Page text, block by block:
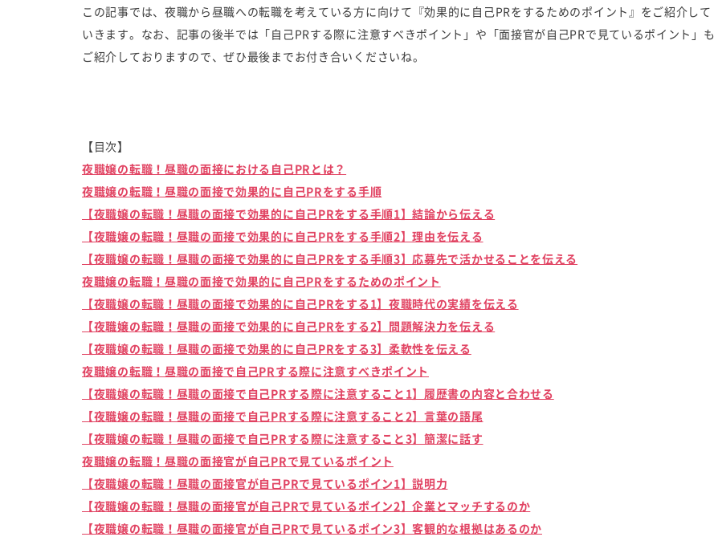
この記事では、夜職から昼職への転職を考えている方に向けて『効果的に自己PRをするためのポイント』をご紹介して
いきます。なお、記事の後半では「自己PRする際に注意すべきポイント」や「面接官が自己PRで見ているポイント」も
ご紹介しておりますので、ぜひ最後までお付き合いくださいね。
【目次】
夜職嬢の転職！昼職の面接における自己PRとは？
夜職嬢の転職！昼職の面接で効果的に自己PRをする手順
【夜職嬢の転職！昼職の面接で効果的に自己PRをする手順1】結論から伝える
【夜職嬢の転職！昼職の面接で効果的に自己PRをする手順2】理由を伝える
【夜職嬢の転職！昼職の面接で効果的に自己PRをする手順3】応募先で活かせることを伝える
夜職嬢の転職！昼職の面接で効果的に自己PRをするためのポイント
【夜職嬢の転職！昼職の面接で効果的に自己PRをする1】夜職時代の実績を伝える
【夜職嬢の転職！昼職の面接で効果的に自己PRをする2】問題解決力を伝える
【夜職嬢の転職！昼職の面接で効果的に自己PRをする3】柔軟性を伝える
夜職嬢の転職！昼職の面接で自己PRする際に注意すべきポイント
【夜職嬢の転職！昼職の面接で自己PRする際に注意すること1】履歴書の内容と合わせる
【夜職嬢の転職！昼職の面接で自己PRする際に注意すること2】言葉の語尾
【夜職嬢の転職！昼職の面接で自己PRする際に注意すること3】簡潔に話す
夜職嬢の転職！昼職の面接官が自己PRで見ているポイント
【夜職嬢の転職！昼職の面接官が自己PRで見ているポイン1】説明力
【夜職嬢の転職！昼職の面接官が自己PRで見ているポイン2】企業とマッチするのか
【夜職嬢の転職！昼職の面接官が自己PRで見ているポイン3】客観的な根拠はあるのか